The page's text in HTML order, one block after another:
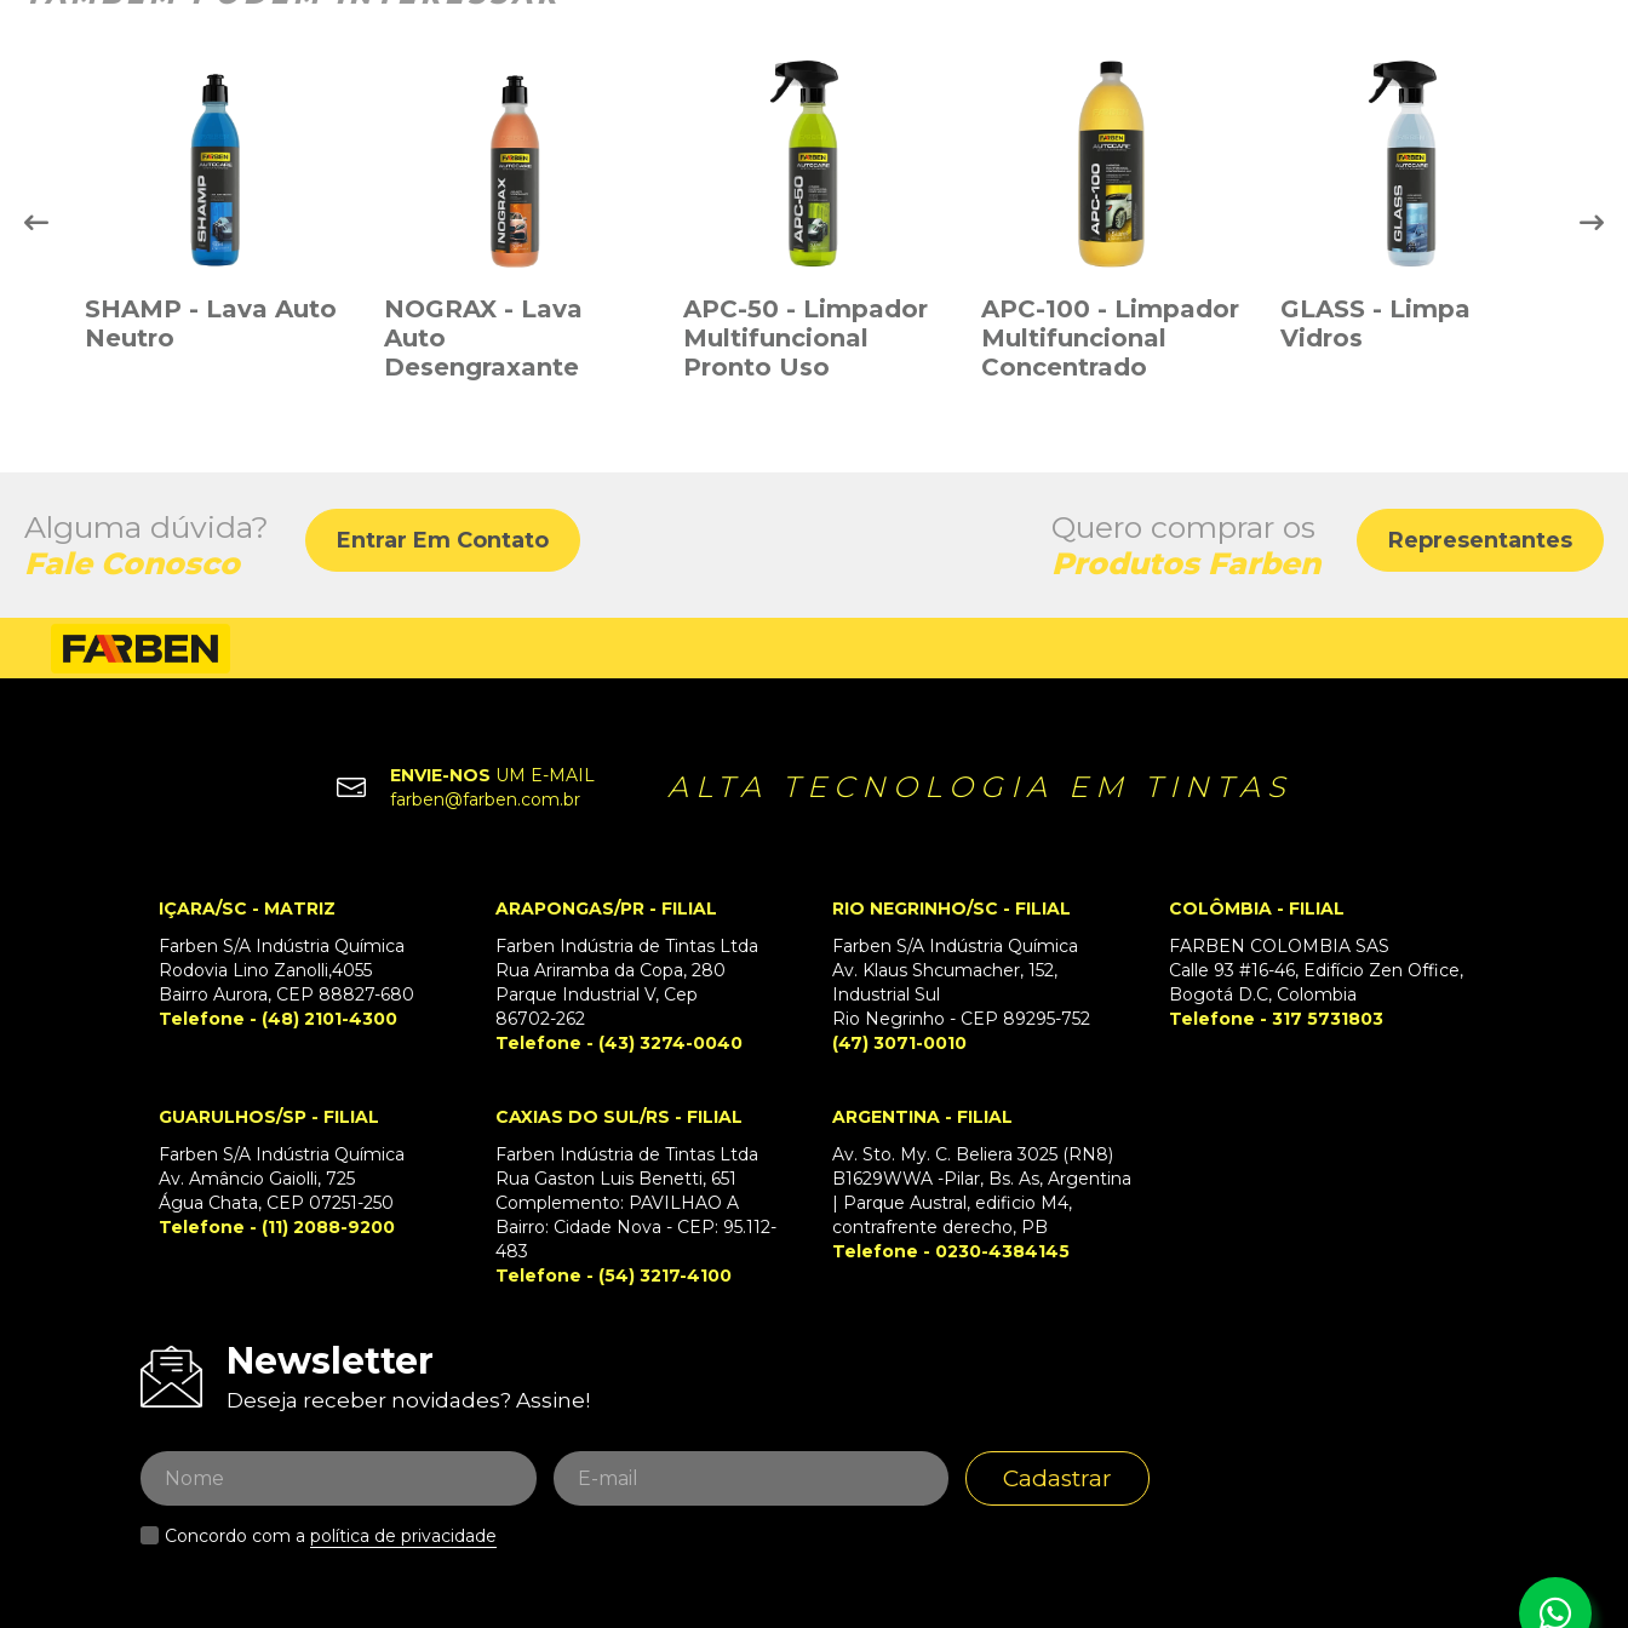
SHAMP - Lava Auto
Neutro
NOGRAX - Lava
Auto
Desengraxante
APC-50 - Limpador
Multifuncional
Pronto Uso
APC-100 - Limpador
Multifuncional
Concentrado
GLASS - Limpa
Vidros
Alguma dúvida?
Fale Conosco
Entrar Em Contato
Quero comprar os
Produtos Farben
Representantes
ENVIE-NOS UM E-MAIL
farben@farben.com.br
ALTA TECNOLOGIA EM TINTAS
IÇARA/SC - MATRIZ
Farben S/A Indústria Química
Rodovia Lino Zanolli,4055
Bairro Aurora, CEP 88827-680
Telefone - (48) 2101-4300
ARAPONGAS/PR - FILIAL
Farben Indústria de Tintas Ltda
Rua Ariramba da Copa, 280
Parque Industrial V, Cep
86702-262
Telefone - (43) 3274-0040
GUARULHOS/SP - FILIAL
Farben S/A Indústria Química
Av. Amâncio Gaiolli, 725
Água Chata, CEP 07251-250
Telefone - (11) 2088-9200
CAXIAS DO SUL/RS - FILIAL
Farben Indústria de Tintas Ltda
Rua Gaston Luis Benetti, 651
Complemento: PAVILHAO A
Bairro: Cidade Nova - CEP: 95.112-
483
Telefone - (54) 3217-4100
RIO NEGRINHO/SC - FILIAL
Farben S/A Indústria Química
Av. Klaus Shcumacher, 152,
Industrial Sul
Rio Negrinho - CEP 89295-752
(47) 3071-0010
COLÔMBIA - FILIAL
FARBEN COLOMBIA SAS
Calle 93 #16-46, Edifício Zen Office,
Bogotá D.C, Colombia
Telefone - 317 5731803
ARGENTINA - FILIAL
Av. Sto. My. C. Beliera 3025 (RN8)
B1629WWA -Pilar, Bs. As, Argentina
| Parque Austral, edificio M4,
contrafrente derecho, PB
Telefone - 0230-4384145
Newsletter
Deseja receber novidades? Assine!
Cadastrar
Concordo com apolítica de privacidade